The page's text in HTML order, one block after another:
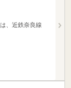
、近鉄奈良線